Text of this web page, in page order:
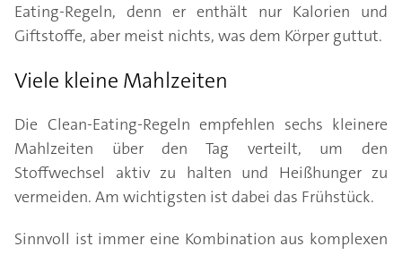
Eating-Regeln, denn er enthält nur Kalorien und
Giftstoffe, aber meist nichts, was dem Körper guttut.
Viele kleine Mahlzeiten
Die Clean-Eating-Regeln empfehlen sechs kleinere
Mahlzeiten über den Tag verteilt, um den
Stoffwechsel aktiv zu halten und Heißhunger zu
vermeiden. Am wichtigsten ist dabei das Frühstück.
Sinnvoll ist immer eine Kombination aus komplexen